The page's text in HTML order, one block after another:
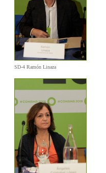
SD-4 Ramón Linaza